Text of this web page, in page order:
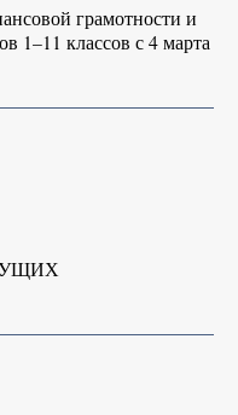
грамотности и
1–11 классов с 4 марта